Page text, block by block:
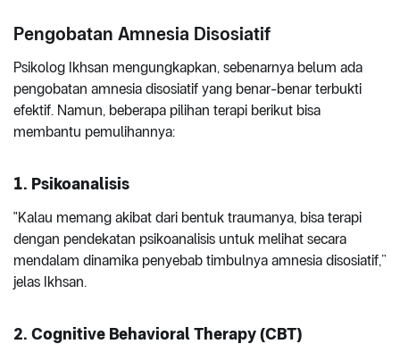
Pengobatan Amnesia Disosiatif
Psikolog Ikhsan mengungkapkan, sebenarnya belum ada
pengobatan amnesia disosiatif yang benar-benar terbukti
efektif. Namun, beberapa pilihan terapi berikut bisa
membantu pemulihannya:
1. Psikoanalisis
"Kalau memang akibat dari bentuk traumanya, bisa terapi
dengan pendekatan psikoanalisis untuk melihat secara
mendalam dinamika penyebab timbulnya amnesia disosiatif,”
jelas Ikhsan.
2. Cognitive Behavioral Therapy (CBT)